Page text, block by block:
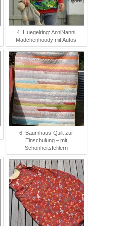
4. Huegelring: AnniNanni
Mädchenhoody mit Autos
6. Baumhaus-Quilt zur
Einschulung – mit
Schönheitsfehlern